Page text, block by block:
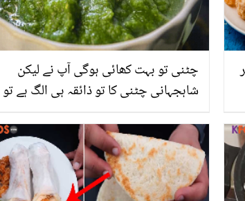
چٹنی تو بہت کھائی ہوگی آپ نے لیکن
شاہجہانی چٹنی کا تو ذائقہ ہی الگ ہے